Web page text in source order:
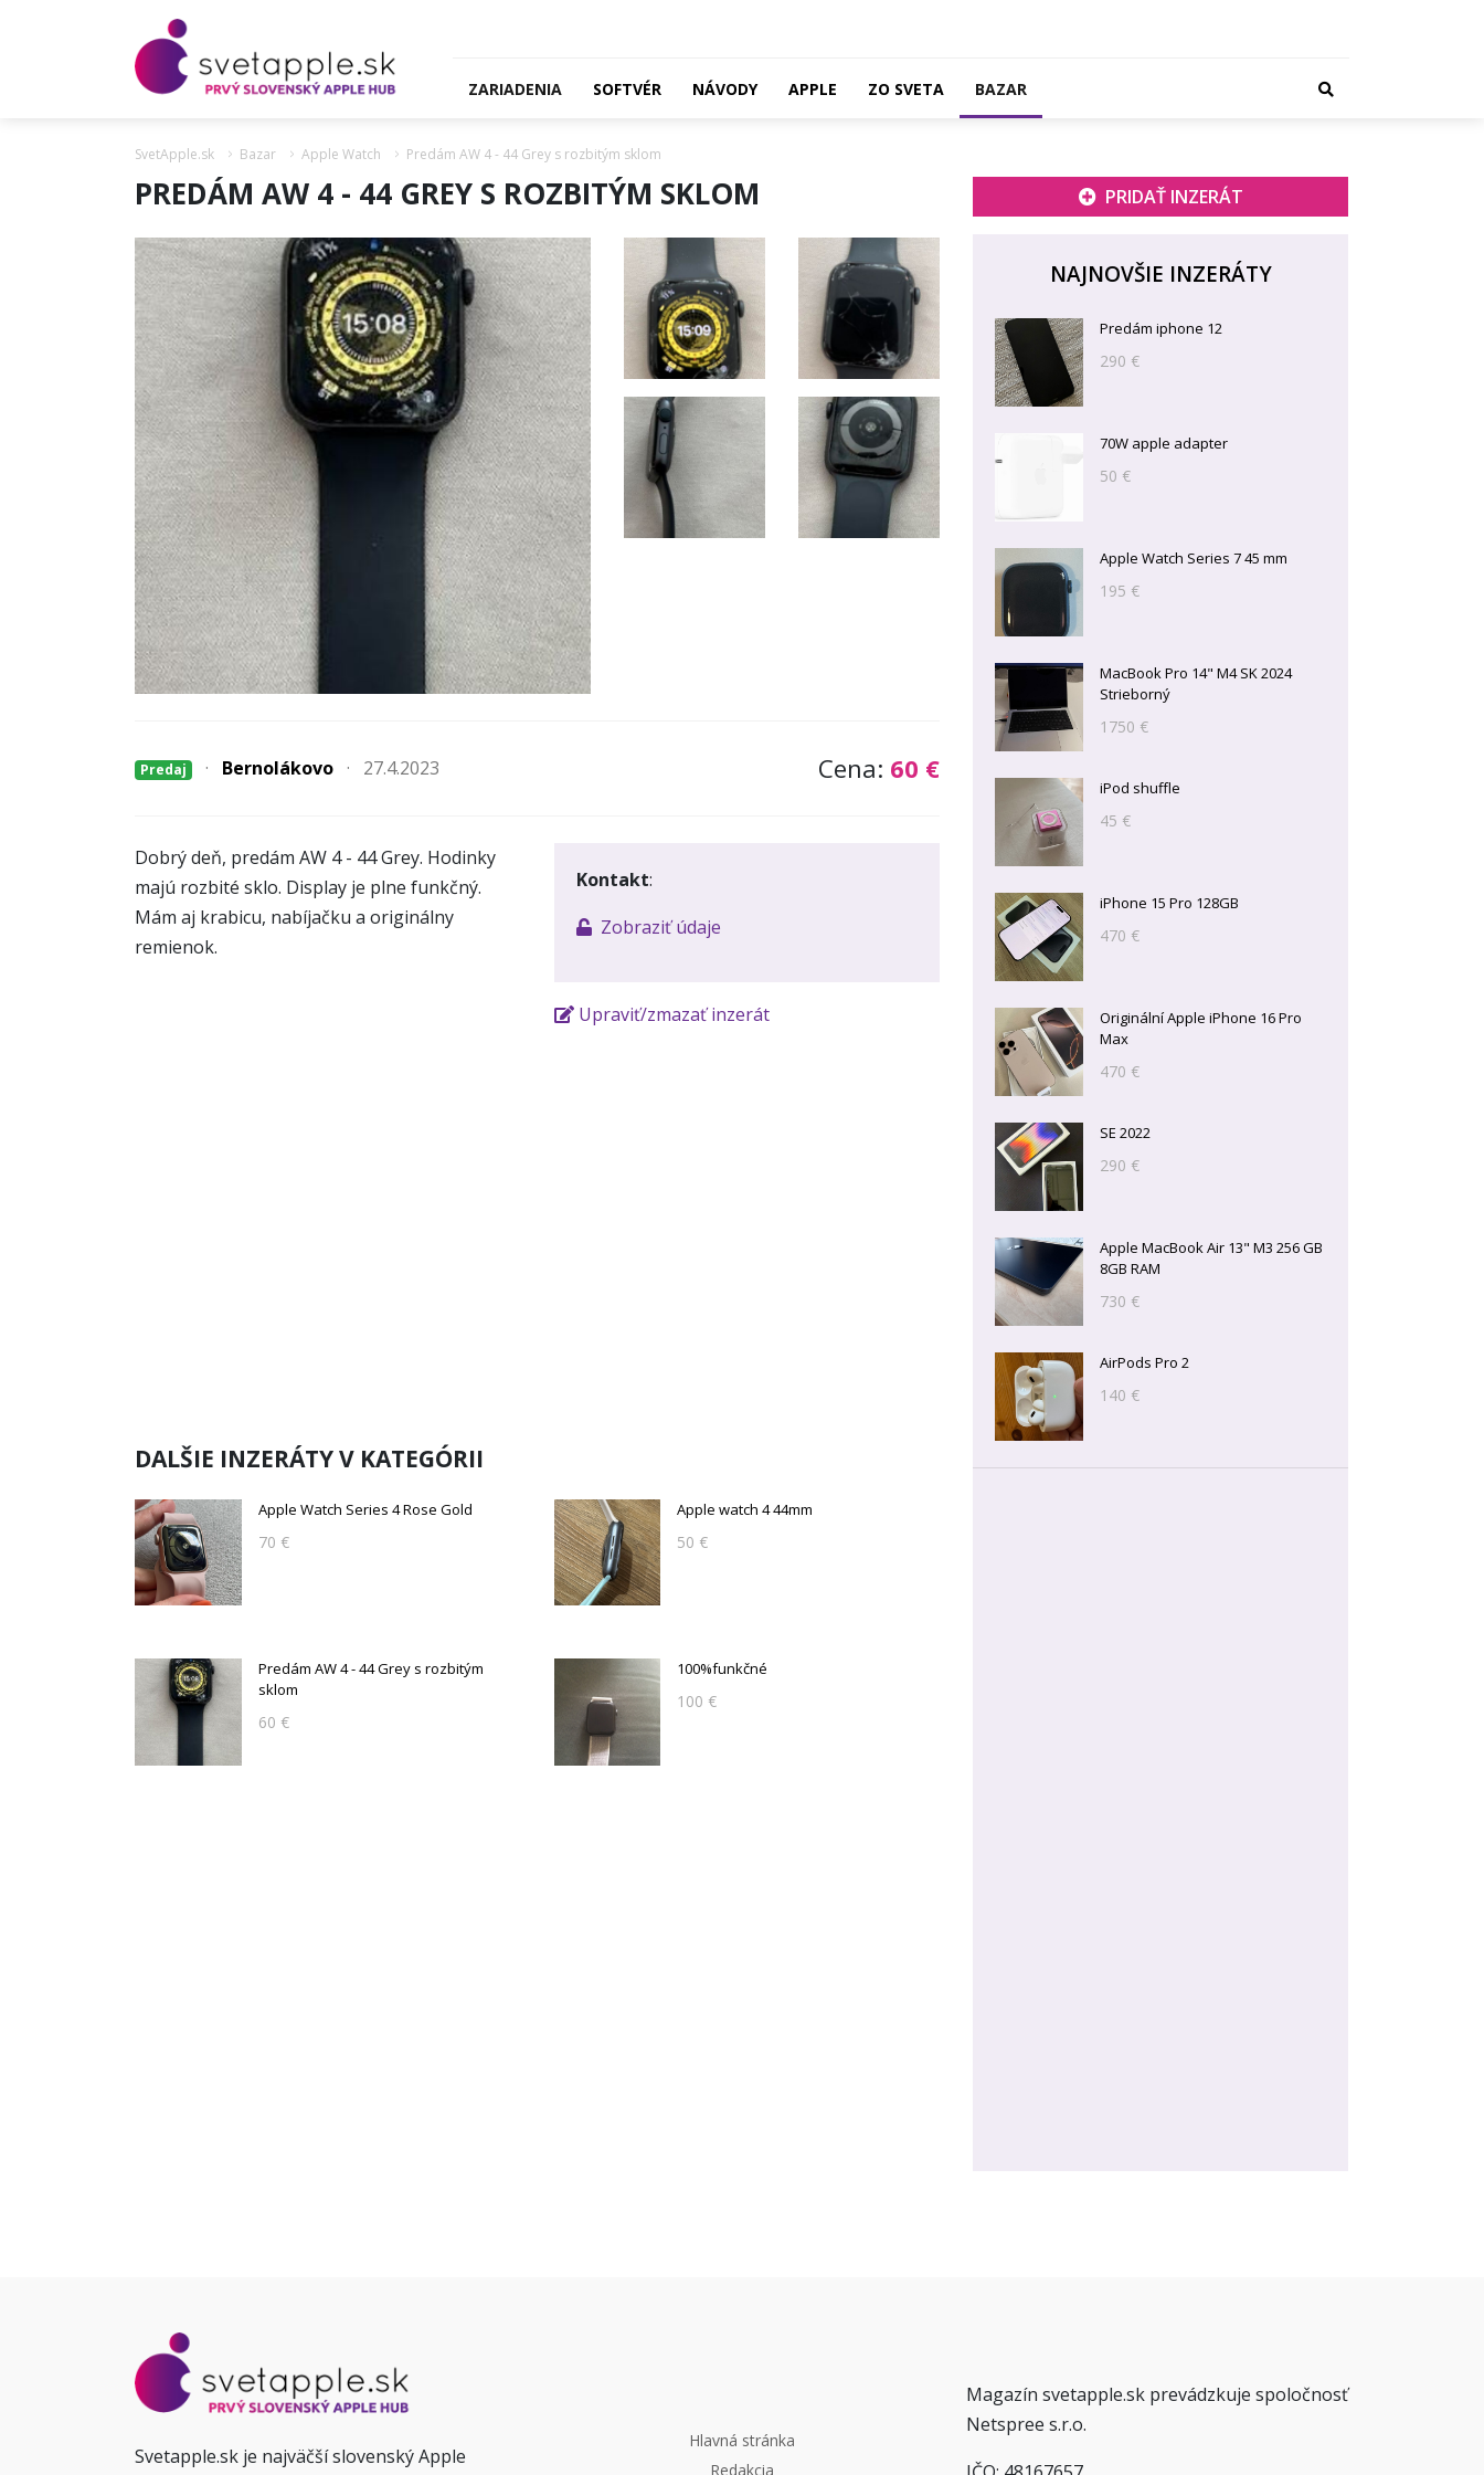
ZARIADENIA SOFTVÉR NÁVODY APPLE ZO SVETA BAZAR
SvetApple.sk Bazar Apple Watch Predám AW 4 - 44 Grey s rozbitým sklom
PREDÁM AW 4 - 44 GREY S ROZBITÝM SKLOM
Predaj · Bernolákovo · 27.4.2023 Cena: 60 €
Dobrý deň, predám AW 4 - 44 Grey. Hodinky
majú rozbité sklo. Display je plne funkčný.
Mám aj krabicu, nabíjačku a originálny
remienok.
Kontakt:
Zobraziť údaje
Upraviť/zmazať inzerát
DALŠIE INZERÁTY V KATEGÓRII
Apple Watch Series 4 Rose Gold
70 €
Apple watch 4 44mm
50 €
Predám AW 4 - 44 Grey s rozbitým
sklom
60 €
100%funkčné
100 €
PRIDAŤ INZERÁT
NAJNOVŠIE INZERÁTY
Predám iphone 12
290 €
70W apple adapter
50 €
Apple Watch Series 7 45 mm
195 €
MacBook Pro 14" M4 SK 2024
Strieborný
1750 €
iPod shuffle
45 €
iPhone 15 Pro 128GB
470 €
Originální Apple iPhone 16 Pro
Max
470 €
SE 2022
290 €
Apple MacBook Air 13" M3 256 GB
8GB RAM
730 €
AirPods Pro 2
140 €
Svetapple.sk je najväčší slovenský Apple
Hlavná stránka
Redakcia
Magazín svetapple.sk prevádzkuje spoločnosť
Netspree s.r.o.